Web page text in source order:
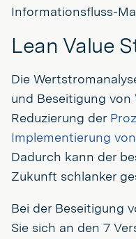
Informationsfluss-
Lean Value
Die
und Beseitigung von
Reduzierung der
Implementierung
Dadurch kann der
Zukunft schlanker
Bei der Beseitigung
Sie sich an den 7